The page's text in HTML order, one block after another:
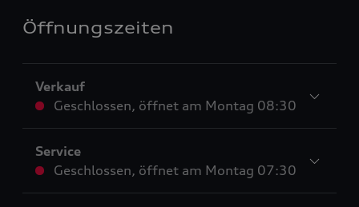
Öffnungszeiten
Verkauf
Geschlossen, öffnet am Montag 08:30
Service
Geschlossen, öffnet am Montag 07:30